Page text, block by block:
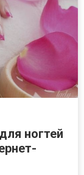
ногтей